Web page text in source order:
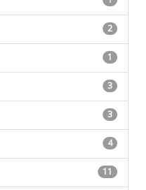
2
1
3
3
4
11